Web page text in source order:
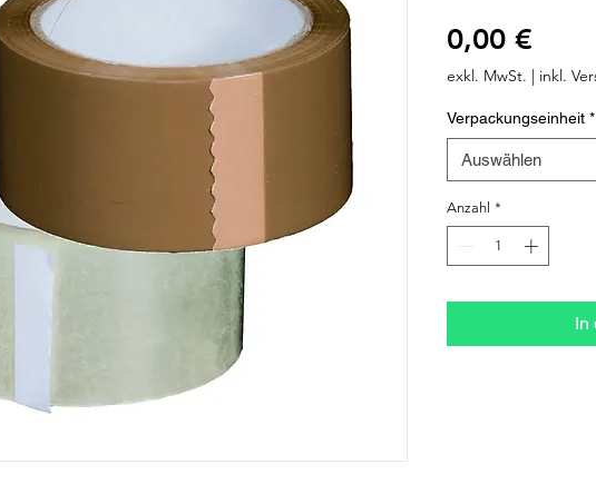
0,00 €
exkl. MwSt. | inkl.
Verpackungseinheit *
Auswählen
Anzahl *
In